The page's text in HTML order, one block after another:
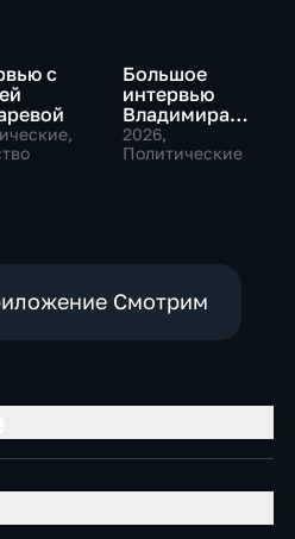
с
Большое
интервью
Владимира
Соловьева
Роджеру
2026,
Политические
Смотрим